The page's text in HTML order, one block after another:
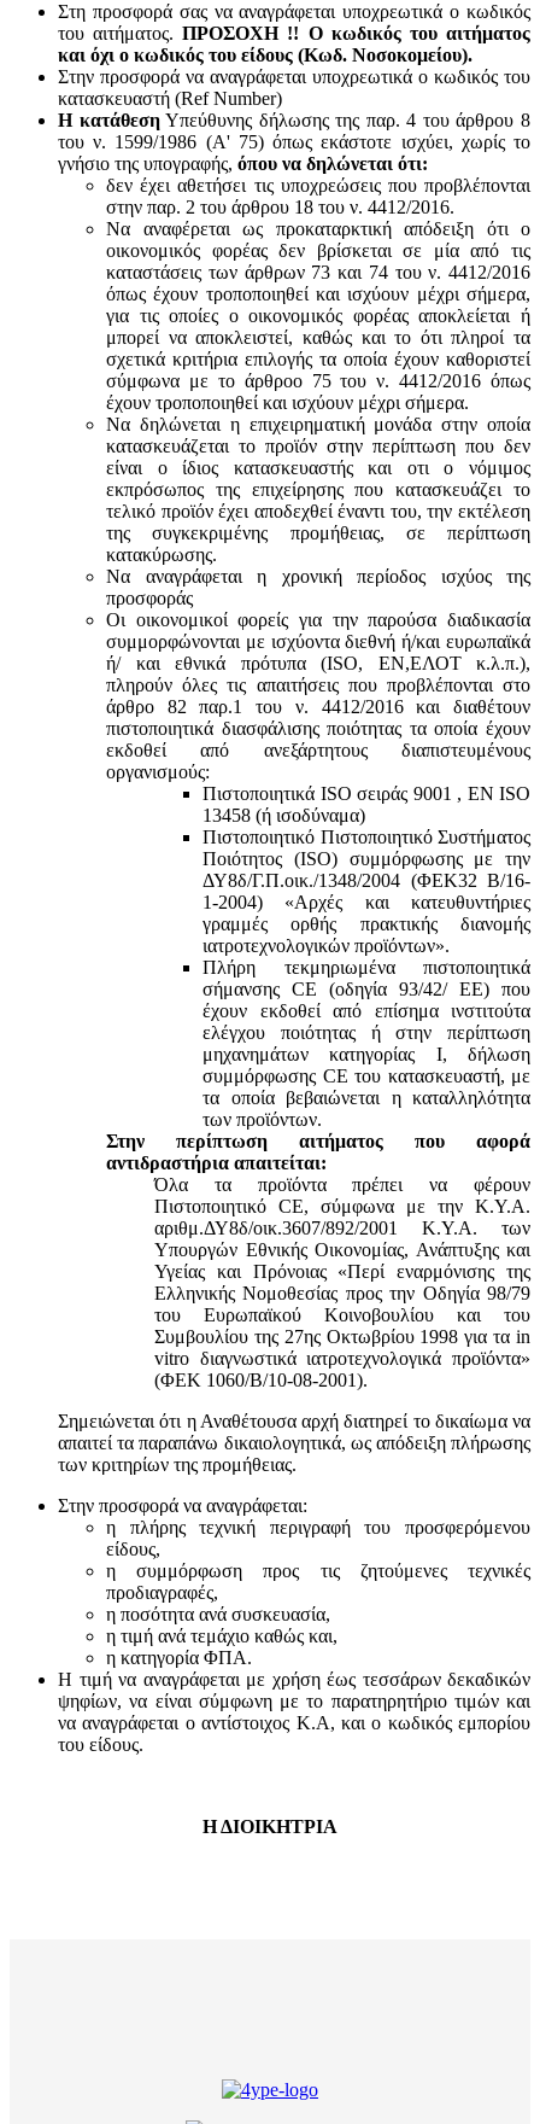
Στη προσφορά σας να αναγράφεται υποχρεωτικά ο κωδικός
του αιτήματος.ΠΡΟΣΟΧΗ !! Ο κωδικός του αιτήματος
και όχι ο κωδικός του είδους (Κωδ. Νοσοκομείου).
Στην προσφορά να αναγράφεται υποχρεωτικά ο κωδικός του
κατασκευαστή (Ref Number)
Η κατάθεσηΥπεύθυνης δήλωσης της παρ. 4 του άρθρου 8
του ν. 1599/1986 (Α' 75) όπως εκάστοτε ισχύει, χωρίς το
γνήσιο της υπογραφής, όπου να δηλώνεται ότι:
δεν έχει αθετήσει τις υποχρεώσεις που προβλέπονται
στην παρ. 2 του άρθρου 18 του ν. 4412/2016.
Να αναφέρεται ως προκαταρκτική απόδειξη ότι ο
οικονομικός φορέας δεν βρίσκεται σε μία από τις
καταστάσεις των άρθρων 73 και 74 του ν. 4412/2016
όπως έχουν τροποποιηθεί και ισχύουν μέχρι σήμερα,
για τις οποίες ο οικονομικός φορέας αποκλείεται ή
μπορεί να αποκλειστεί, καθώς και το ότι πληροί τα
σχετικά κριτήρια επιλογής τα οποία έχουν καθοριστεί
σύμφωνα με τo άρθροo 75 του ν. 4412/2016 όπως
έχουν τροποποιηθεί και ισχύουν μέχρι σήμερα.
Να δηλώνεται η επιχειρηματική μονάδα στην οποία
κατασκευάζεται το προϊόν στην περίπτωση που δεν
είναι ο ίδιος κατασκευαστής και oτι ο νόμιμος
εκπρόσωπος της επιχείρησης που κατασκευάζει το
τελικό προϊόν έχει αποδεχθεί έναντι του, την εκτέλεση
της συγκεκριμένης προμήθειας, σε περίπτωση
κατακύρωσης.
Να αναγράφεται η χρονική περίοδος ισχύος της
προσφοράς
Οι οικονομικοί φορείς για την παρούσα διαδικασία
συμμορφώνονται με ισχύοντα διεθνή ή/και ευρωπαϊκά
ή/ και εθνικά πρότυπα (ISO, ΕΝ,ΕΛΟΤ κ.λ.π.),
πληρούν όλες τις απαιτήσεις που προβλέπονται στο
άρθρο 82 παρ.1 του ν. 4412/2016 και διαθέτουν
πιστοποιητικά διασφάλισης ποιότητας τα οποία έχουν
εκδοθεί από ανεξάρτητους διαπιστευμένους
οργανισμούς:
Πιστοποιητικά ISO σειράς 9001 , ΕΝ ISO
13458 (ή ισοδύναμα)
Πιστοποιητικό Πιστοποιητικό Συστήματος
Ποιότητος (ISO) συμμόρφωσης με την
ΔΥ8δ/Γ.Π.οικ./1348/2004 (ΦΕΚ32 Β/16-
1-2004) «Αρχές και κατευθυντήριες
γραμμές ορθής πρακτικής διανομής
ιατροτεχνολογικών προϊόντων».
Πλήρη τεκμηριωμένα πιστοποιητικά
σήμανσης CE (οδηγία 93/42/ ΕΕ) που
έχουν εκδοθεί από επίσημα ινστιτούτα
ελέγχου ποιότητας ή στην περίπτωση
μηχανημάτων κατηγορίας Ι, δήλωση
συμμόρφωσης CE του κατασκευαστή, με
τα οποία βεβαιώνεται η καταλληλότητα
των προϊόντων.
Στην περίπτωση αιτήματος που αφορά
αντιδραστήρια απαιτείται:
Όλα τα προϊόντα πρέπει να φέρουν
Πιστοποιητικό CE, σύμφωνα με την Κ.Υ.Α.
αριθμ.ΔΥ8δ/οικ.3607/892/2001 Κ.Υ.Α. των
Υπουργών Εθνικής Οικονομίας, Ανάπτυξης και
Υγείας και Πρόνοιας «Περί εναρμόνισης της
Ελληνικής Νομοθεσίας προς την Οδηγία 98/79
του Ευρωπαϊκού Κοινοβουλίου και του
Συμβουλίου της 27ης Οκτωβρίου 1998 για τα in
vitro διαγνωστικά ιατροτεχνολογικά προϊόντα»
(ΦΕΚ 1060/Β/10-08-2001).
Σημειώνεται ότι η Αναθέτουσα αρχή διατηρεί το δικαίωμα να
απαιτεί τα παραπάνω δικαιολογητικά, ως απόδειξη πλήρωσης
των κριτηρίων της προμήθειας.
Στην προσφορά να αναγράφεται:
η πλήρης τεχνική περιγραφή του προσφερόμενου
είδους,
η συμμόρφωση προς τις ζητούμενες τεχνικές
προδιαγραφές,
η ποσότητα ανά συσκευασία,
η τιμή ανά τεμάχιο καθώς και,
η κατηγορία ΦΠΑ.
Η τιμή να αναγράφεται με χρήση έως τεσσάρων δεκαδικών
ψηφίων, να είναι σύμφωνη με το παρατηρητήριο τιμών και
να αναγράφεται ο αντίστοιχος Κ.Α, και ο κωδικός εμπορίου
του είδους.
Η ΔΙΟΙΚΗΤΡΙΑ